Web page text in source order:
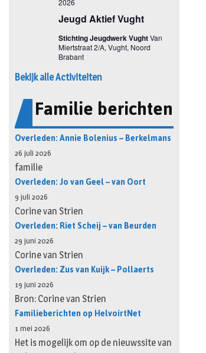
Bekijk alle Activiteiten
Familie berichten
Overleden: Annie Bolenius – Berkelmans
26 juli 2026
familie
Overleden: Jo van Geel – van Oort
9 juli 2026
Corine van Strien
Overleden: Riet Scheij – van Beurden
29 juni 2026
Corine van Strien
Overleden: Zus van Kuijk – Pollaerts
19 juni 2026
Bron: Corine van Strien
Familieberichten op HelvoirtNet
1 mei 2026
Het is mogelijk om op de nieuwssite van